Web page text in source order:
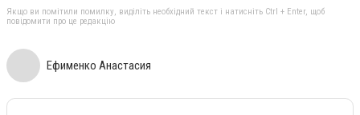
Якщо ви помітили помилку, виділіть необхідний текст і натисніть Ctrl + Enter, щоб
повідомити про це редакцію
Ефименко Анастасия